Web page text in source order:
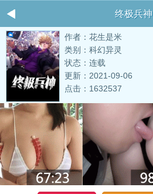
终极兵神
作者：花生是米
类别：科幻异灵
状态：连载
更新：2021-09-06
点击：1632537